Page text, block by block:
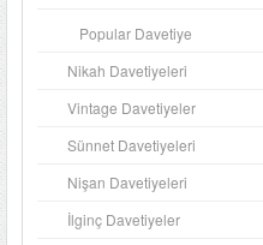
Popular Davetiye
Nikah Davetiyeleri
Vintage Davetiyeler
Sünnet Davetiyeleri
Nişan Davetiyeleri
İlginç Davetiyeler